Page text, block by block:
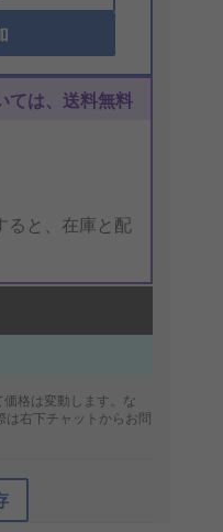
ては、送料無料
ると、在庫と配
格は変動します。な
は右下チャットからお問